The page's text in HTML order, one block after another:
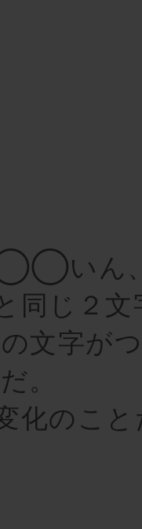
いん
じ２文
文字が
。
のこと